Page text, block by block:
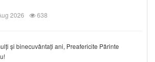
2026 638
și binecuvântați ani, Preafericite Părinte